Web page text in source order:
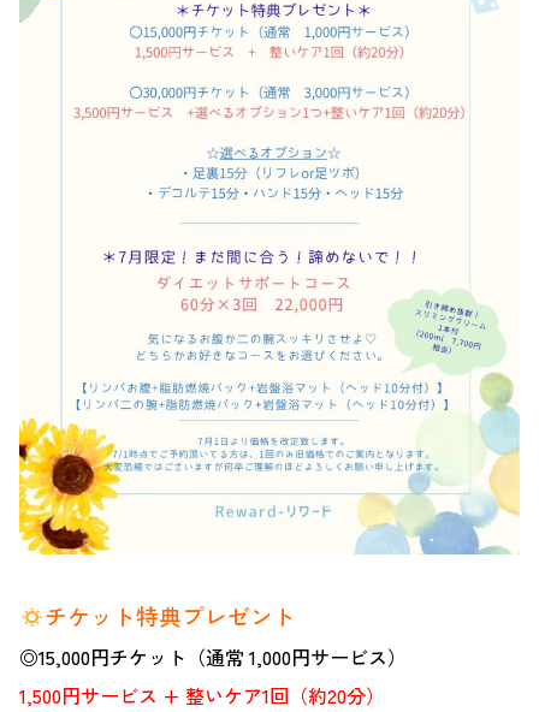
チケット特典プレゼント
◎15,000円チケット（通常 1,000円サービス）
1,500円サービス + 整いケア1回（約20分）